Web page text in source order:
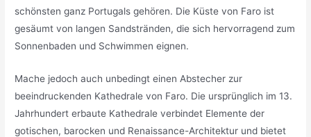
schönsten ganz Portugals gehören. Die Küste von Faro ist
gesäumt von langen Sandstränden, die sich hervorragend zum
Sonnenbaden und Schwimmen eignen.
Mache jedoch auch unbedingt einen Abstecher zur
beeindruckenden Kathedrale von Faro. Die ursprünglich im 13.
Jahrhundert erbaute Kathedrale verbindet Elemente der
gotischen, barocken und Renaissance-Architektur und bietet